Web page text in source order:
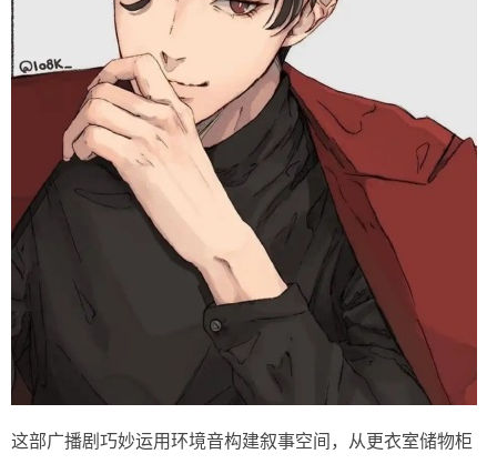
这部广播剧巧妙运用环境音构建叙事空间，从更衣室储物柜